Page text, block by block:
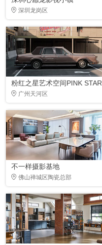
深圳龙岗区
粉红之星艺术空间PINK STAR
广州天河区
不一样摄影基地
佛山禅城区陶瓷总部